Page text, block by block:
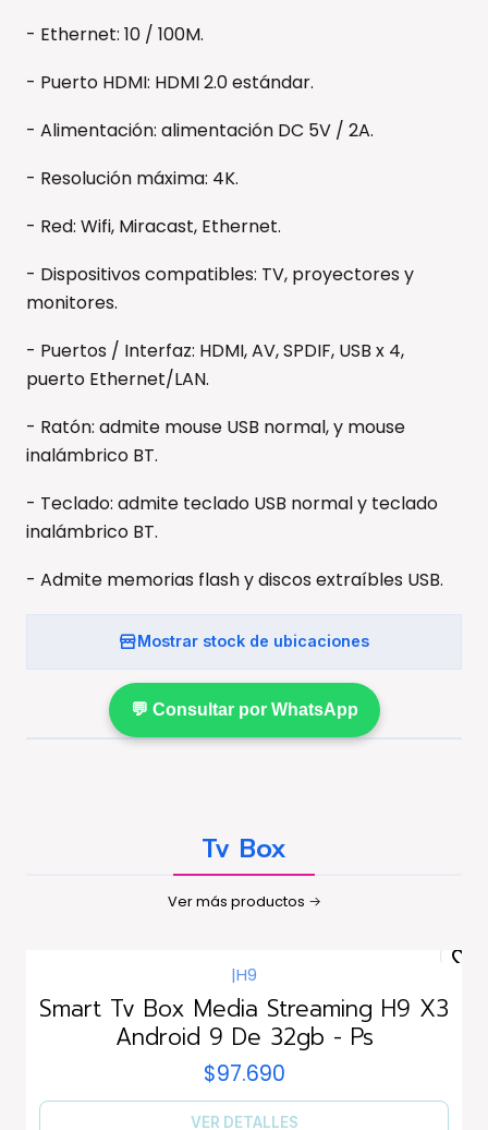
- Ethernet: 10 / 100M.
- Puerto HDMI: HDMI 2.0 estándar.
- Alimentación: alimentación DC 5V / 2A.
- Resolución máxima: 4K.
- Red: Wifi, Miracast, Ethernet.
- Dispositivos compatibles: TV, proyectores y
monitores.
- Puertos / Interfaz: HDMI, AV, SPDIF, USB x 4,
puerto Ethernet/LAN.
- Ratón: admite mouse USB normal, y mouse
inalámbrico BT.
- Teclado: admite teclado USB normal y teclado
inalámbrico BT.
- Admite memorias flash y discos extraíbles USB.
Mostrar stock de ubicaciones
💬 Consultar por WhatsApp
Tv Box
Ver más productos
|H9
Smart Tv Box Media Streaming H9 X3
Android 9 De 32gb - Ps
$97.690
VER DETALLES